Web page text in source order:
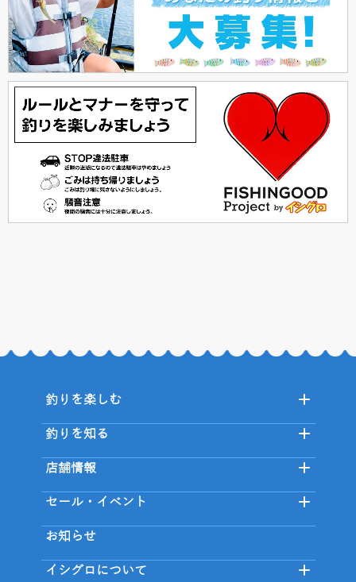
釣りを楽しむ
釣りを知る
店舗情報
セール・イベント
お知らせ
イシグロについて